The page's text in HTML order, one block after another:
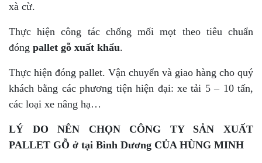
xà cừ.
Thực hiện công tác chống mối mọt theo tiêu chuẩn
đóng pallet gỗ xuất khẩu.
Thực hiện đóng pallet. Vận chuyển và giao hàng cho quý
khách bằng các phương tiện hiện đại: xe tải 5 – 10 tấn,
các loại xe nâng hạ…
LÝ DO NÊN CHỌN CÔNG TY SẢN XUẤT
PALLET GỖ ở tại Bình Dương CỦA HÙNG MINH